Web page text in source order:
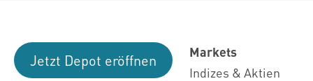
Jetzt Depot eröffnen
Markets
Indizes & Aktien